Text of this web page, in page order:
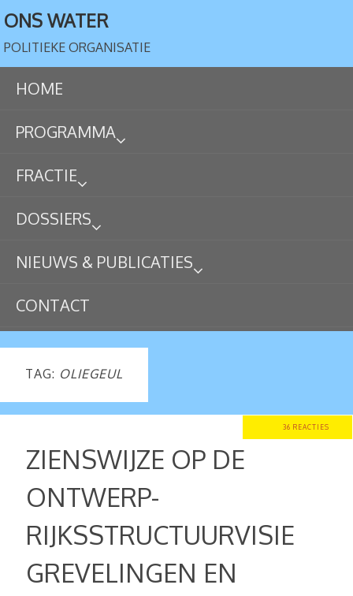
ONS WATER
POLITIEKE ORGANISATIE
HOME
PROGRAMMA
FRACTIE
DOSSIERS
NIEUWS & PUBLICATIES
CONTACT
TAG: OLIEGEUL
36 REACTIES
ZIENSWIJZE OP DE
ONTWERP-
RIJKSSTRUCTUURVISIE
GREVELINGEN EN